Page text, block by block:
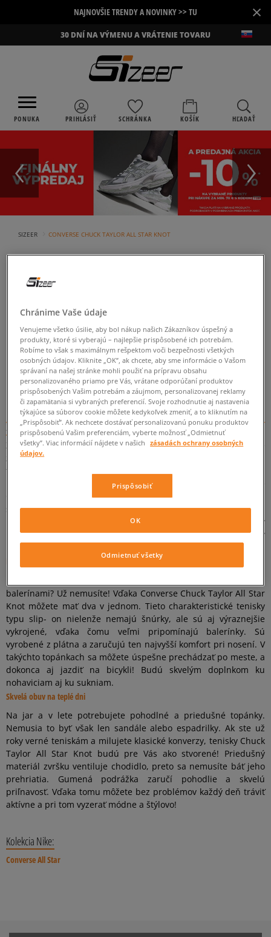
NAJNOVŠIE TRENDY A NOVINKY >> TU ×
30 DNÍ NA VÝMENU A VRÁTENIE TOVARU
PONUKA PRIHLÁSIŤ SCHRÁNKA KOŠÍK HĽADAŤ
SIZEER CONVERSE CHUCK TAYLOR ALL STAR KNOT
ZMEŇTE HĽADANÝ VÝRAZ.
SKÚSTE POUŽIŤ MENŠÍ POČET FILTROV
(ODSTRÁŇTE MENEJ DÔLEŽITÉ).
SPÄŤ
Converse Chuck Taylor All Star Knot – ďalší hit americkej
značky
Zdalo by sa, že na tému Converse už bolo povedané všetko, ale
značka opäť dokázala, ako veľmi sme sa mýlili! Čo je dôkazom
toho, že dizajnéri kultovej, americkej značky majú stále nápady,
ktorými nás dokážu prekvapiť? Zistiíe to pod názvom: Converse
Chuck Taylor All Star Knot! Táto verzia kultovej klasiky má
skutočne málo spoločného s tým, čo sa nám spája so symbolom
hviezdy a charakteristickými teniskami. Avšak jemné tenisky
bez šnúrok sú rozhodne podareným experimentom, ktorý
môžeme úspešne nazvať ďalším veľkým hitom Converse!
Baleríny? Tenisky? Nájdite si zlatú strednú cestu!
balerínami? Už nemusíte! Vďaka Converse Chuck Taylor All Star
Knot môžete mať dva v jednom. Tieto charakteristické tenisky
typu slip- on nielenže nemajú šnúrky, ale sú aj výraznejšie
vykrojené, vďaka čomu veľmi pripomínajú balerínky. Sú
vyrobené z plátna a zaručujú ten najvyšší komfort pri nosení. V
takýchto topánkach sa môžete úspešne prechádzať po meste, a
dokonca aj jazdiť na bicykli! Budú skvelým doplnkom ku
nohaviciam aj ku sukniam.
Skvelá obuv na teplé dni
Na jar a v lete potrebujete pohodlné a priedušné topánky.
Nemusia to byť však len sandále alebo espadrilky. Ak ste už
roky verné teniskám a milujete klasické konverzy, tenisky Chuck
Taylor All Star Knot budú pre Vás ako stvorené! Priedušný
materiál zvršku ventiluje chodidlo, preto sa nemusíte báť jeho
prehriatia. Gumená podrážka zaručí pohodlie a skvelú
priľnavosť. Vďaka tomu môžete bez problémov každý deň tráviť
aktívne a pri tom vyzerať módne a štýlovo!
Kolekcia Nike:
Converse All Star
Chránime Vaše údaje
Venujeme všetko úsilie, aby bol nákup našich Zákazníkov úspešný a
produkty, ktoré si vyberajú – najlepšie prispôsobené ich potrebám.
Robíme to však s maximálnym rešpektom voči bezpečnosti všetkých
osobných údajov. Kliknite „OK”, ak chcete, aby sme informácie o Vašom
správaní na našej stránke mohli použiť na prípravu obsahu
personalizovaného priamo pre Vás, vrátane odporúčaní produktov
prispôsobených Vašim potrebám a záujmom, personalizovanej reklamy
či zapamätania si vybraných preferencií. Svoje rozhodnutie aj nastavenia
týkajúce sa súborov cookie môžete kedykoľvek zmeniť, a to kliknutím na
„Prispôsobiť”. Ak nechcete dostávať personalizovanú ponuku produktov
prispôsobenú Vašim preferenciám, vyberte možnosť „Odmietnuť
všetky”. Viac informácií nájdete v našich
zásadách ochrany osobných
údajov.
Prispôsobiť
Odmietnuť všetky
OK